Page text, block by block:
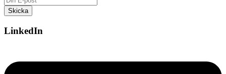
LinkedIn